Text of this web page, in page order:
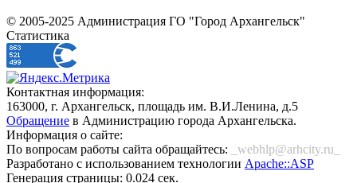
© 2005-2025 Администрация ГО "Город Архангельск"
Статистика
Контактная информация:
163000, г. Архангельск, площадь им. В.И.Ленина, д.5
Обращение в Администрацию города Архангельска.
Информация о сайте:
По вопросам работы сайта обращайтесь:
_webhlp@arhcity.ru_
Разработано с использованием технологии Apache::ASP
Генерация страницы: 0.024 сек.